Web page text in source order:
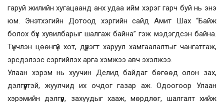
гаруй жилийн хугацаанд анх удаа ийм хэрэг гарч буй нь энэ
юм. Энэтхэгийн Дотоод хэргийн сайд Амит Шах “Байж
болох бүх хувилбарыг шалгаж байна” гэж мэдэгдсэн байна.
Түүнчлэн цөөнгүй хот, дүүрэгт харуул хамгаалалтыг чангатгаж,
эрсдэлээс сэргийлэх арга хэмжээ авч эхэлжээ.
Улаан хэрэм нь хуучин Делид байдаг бөгөөд олон зах,
дэлгүүртэй, жуулчид их очдог газар аж. Одоогоор Улаан
хэрэмийн дэлгүүр, захуудыг хааж, мөрдлөг, шалгалт хийж